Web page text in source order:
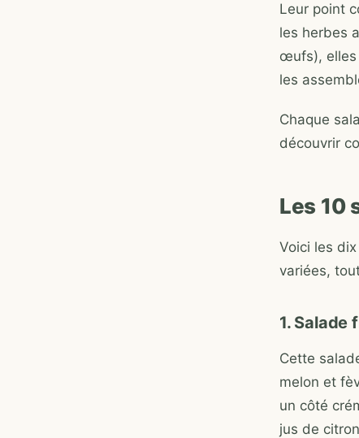
Leur point
les herbes
œufs), elles
les
Chaque
découvrir
Les 10
Voici les
variées,
1. Salade
Cette
melon et
un côté
jus de